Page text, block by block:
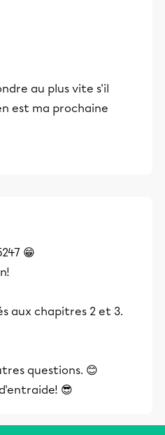
au plus vite s'il
est ma prochaine
😁
aux chapitres 2 et 3.
questions. 😊
😎